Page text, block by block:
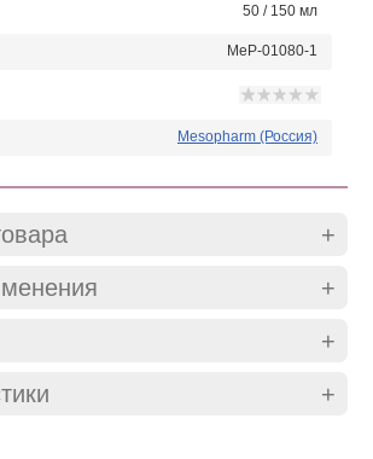
50 / 150 мл
MeP-01080-1
Mesopharm (Россия)